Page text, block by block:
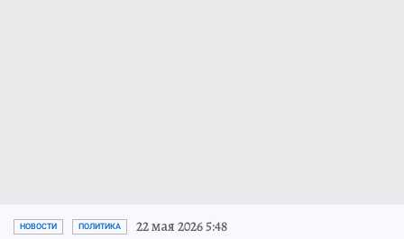
НОВОСТИ ПОЛИТИКА 22 мая 2026 5:48